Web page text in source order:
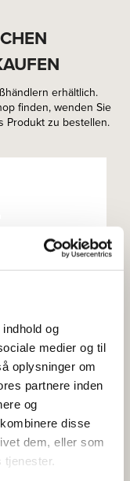
og
medier og til
oplysninger om
partnere inden
og
disse
dem, eller som
erhältlich.
finden, wenden Sie
Produkt zu bestellen.